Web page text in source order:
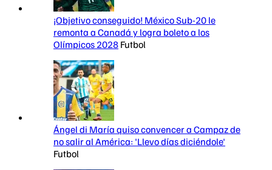
¡Objetivo conseguido! México Sub-20 le
remonta a Canadá y logra boleto a los
Olímpicos 2028 Futbol
Ángel di María quiso convencer a Campaz de
no salir al América: 'Llevo días diciéndole'
Futbol